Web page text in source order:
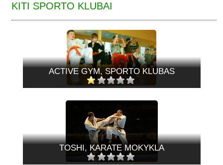
KITI SPORTO KLUBAI
ACTIVE GYM, SPORTO KLUBAS
TOSHI, KARATE MOKYKLA